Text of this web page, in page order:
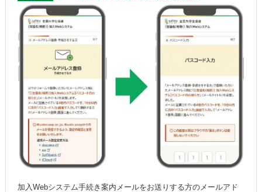
加入Webシステム手続き案内メールをお送りする方のメールアド